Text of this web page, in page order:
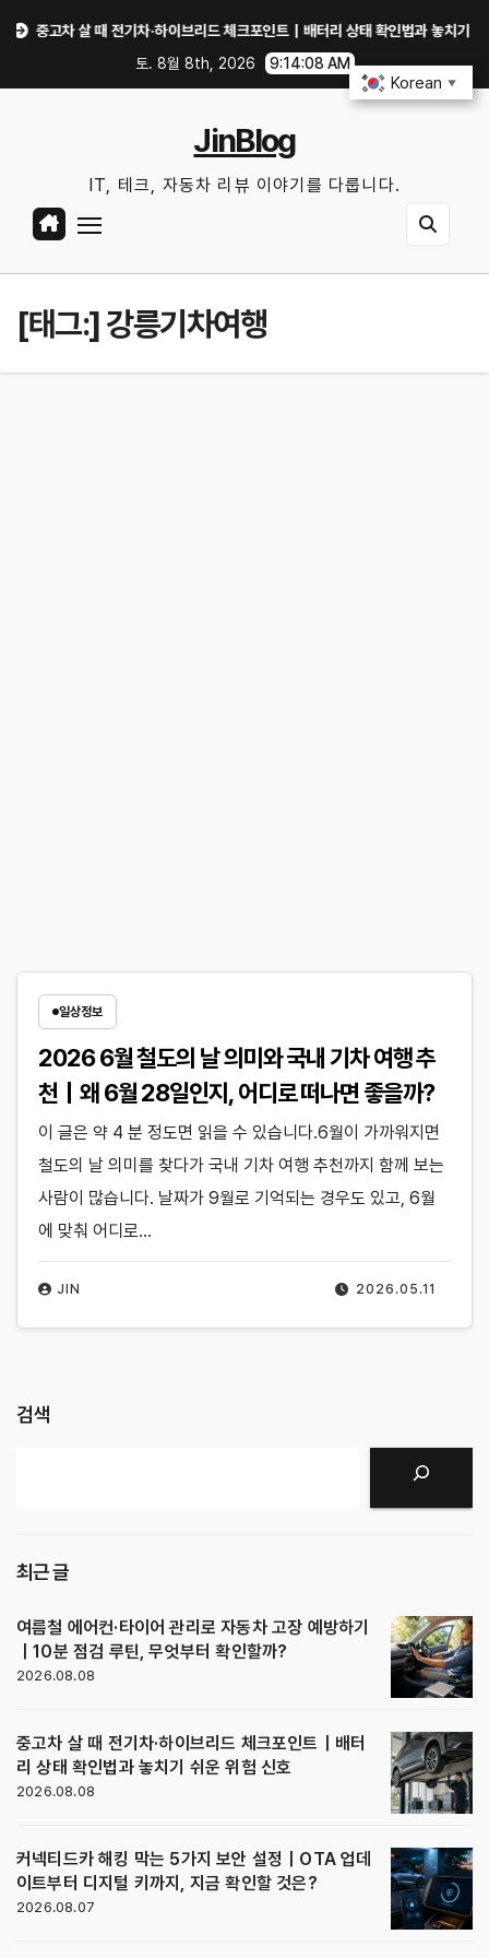
고차 살 때 전기차·하이브리드 체크포인트｜배터리 상태 확인법과 놓치기 쉬운 위
토. 8월 8th, 2026
9:14:08 AM
JinBlog
IT, 테크, 자동차 리뷰 이야기를 다룹니다.
[태그:]강릉기차여행
일상정보
2026 6월 철도의 날 의미와 국내 기차 여행 추
천｜왜 6월 28일인지, 어디로 떠나면 좋을까?
2026.05.11
JIN
이 글은 약 4 분 정도면 읽을 수 있습니다.6월이 가까워지면
철도의 날 의미를 찾다가 국내 기차 여행 추천까지 함께 보는
사람이 많습니다. 날짜가 9월로 기억되는 경우도 있고, 6월
에 맞춰 어디로…
검색
최근 글
여름철 에어컨·타이어 관리로 자동차 고장 예방하기
｜10분 점검 루틴, 무엇부터 확인할까?
2026.08.08
중고차 살 때 전기차·하이브리드 체크포인트｜배터
리 상태 확인법과 놓치기 쉬운 위험 신호
2026.08.08
커넥티드카 해킹 막는 5가지 보안 설정｜OTA 업데
이트부터 디지털 키까지, 지금 확인할 것은?
2026.08.07
Korean ▼